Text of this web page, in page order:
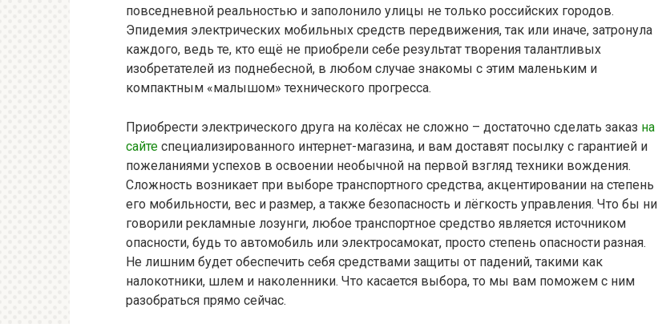
повседневной реальностью и заполонило улицы не только российских городов.
Эпидемия электрических мобильных средств передвижения, так или иначе, затронула
каждого, ведь те, кто ещё не приобрели себе результат творения талантливых
изобретателей из поднебесной, в любом случае знакомы с этим маленьким и
компактным «малышом» технического прогресса.
Приобрести электрического друга на колёсах не сложно – достаточно сделать заказ на
сайте специализированного интернет-магазина, и вам доставят посылку с гарантией и
пожеланиями успехов в освоении необычной на первой взгляд техники вождения.
Сложность возникает при выборе транспортного средства, акцентировании на степень
его мобильности, вес и размер, а также безопасность и лёгкость управления. Что бы ни
говорили рекламные лозунги, любое транспортное средство является источником
опасности, будь то автомобиль или электросамокат, просто степень опасности разная.
Не лишним будет обеспечить себя средствами защиты от падений, такими как
налокотники, шлем и наколенники. Что касается выбора, то мы вам поможем с ним
разобраться прямо сейчас.